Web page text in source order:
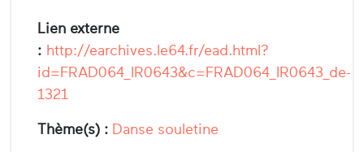
Lien externe
: http://earchives.le64.fr/ead.html?
id=FRAD064_IR0643&c=FRAD064_IR0643_de-
1321
Thème(s) : Danse souletine